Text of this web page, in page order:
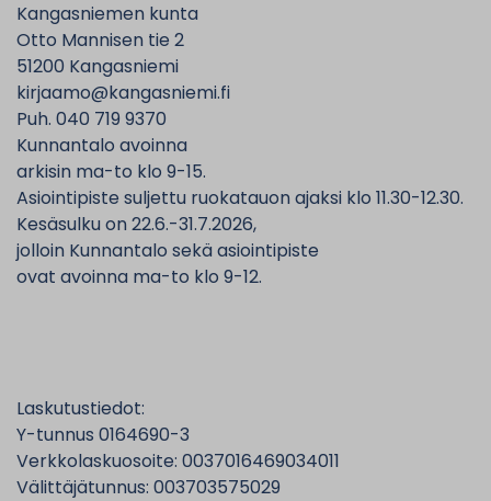
Kangasniemen kunta
Otto Mannisen tie 2
51200 Kangasniemi
kirjaamo@kangasniemi.fi
Puh. 040 719 9370
Kunnantalo avoinna
arkisin ma-to klo 9-15.
Asiointipiste suljettu ruokatauon ajaksi klo 11.30-12.30.
Kesäsulku on 22.6.-31.7.2026,
jolloin Kunnantalo sekä asiointipiste
ovat avoinna ma-to klo 9-12.
Laskutustiedot:
Y-tunnus 0164690-3
Verkkolaskuosoite: 0037016469034011
Välittäjätunnus: 003703575029